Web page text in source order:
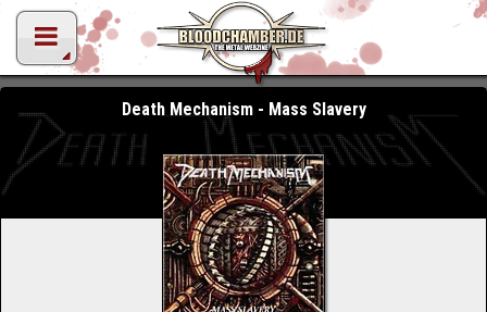
Death Mechanism - Mass Slavery